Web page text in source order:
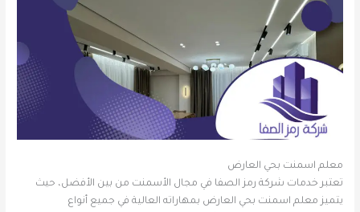
معلم اسمنت بحي العارض
تعتبر خدمات شركة رمز الصفا في مجال الأسمنت من بين الأفضل، حيث
يتميز معلم اسمنت بحي العارض بمهاراته العالية في جميع أنواع